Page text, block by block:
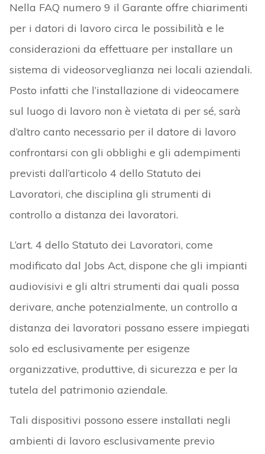
Nella FAQ numero 9 il Garante offre chiarimenti
per i datori di lavoro circa le possibilità e le
considerazioni da effettuare per installare un
sistema di videosorveglianza nei locali aziendali.
Posto infatti che l’installazione di videocamere
sul luogo di lavoro non è vietata di per sé, sarà
d’altro canto necessario per il datore di lavoro
confrontarsi con gli obblighi e gli adempimenti
previsti dall’articolo 4 dello Statuto dei
Lavoratori, che disciplina gli strumenti di
controllo a distanza dei lavoratori.
L’art. 4 dello Statuto dei Lavoratori, come
modificato dal Jobs Act, dispone che gli impianti
audiovisivi e gli altri strumenti dai quali possa
derivare, anche potenzialmente, un controllo a
distanza dei lavoratori possano essere impiegati
solo ed esclusivamente per esigenze
organizzative, produttive, di sicurezza e per la
tutela del patrimonio aziendale.
Tali dispositivi possono essere installati negli
ambienti di lavoro esclusivamente previo